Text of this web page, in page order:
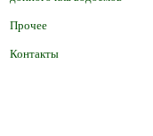
Прочее
Контакты